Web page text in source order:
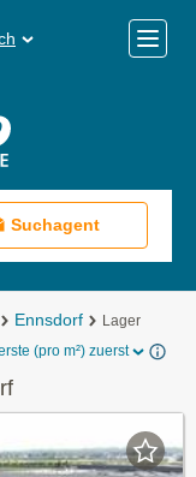
Menü
Suchagent
Ennsdorf
Lager
(pro m²) zuerst